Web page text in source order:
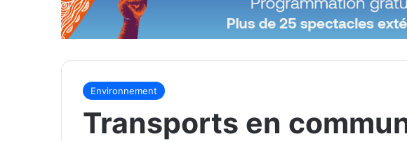
Environnement
Transports en